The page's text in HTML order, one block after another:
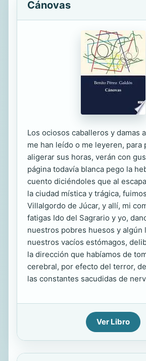
Cánovas
Los ociosos caballeros y damas
me han leído o me leyeren, para
aligerar sus horas, verán con
página todavía blanca pego la
cuento diciéndoles que al
la ciudad mística y trágica,
Villalgordo de Júcar, y allí, mi
fatigas Ido del Sagrario y yo,
nuestros pobres huesos y algún
nuestros vacíos estómagos,
la dirección que habíamos de
cerebral, por efecto del terror,
las constantes sacudidas de
Ver Libro